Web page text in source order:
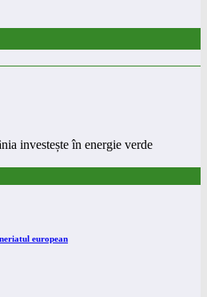
investește în energie verde
european